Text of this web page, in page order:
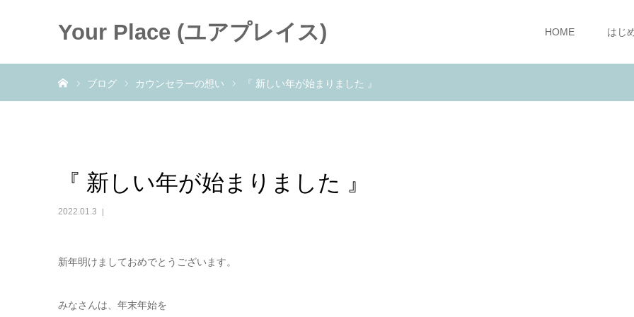
Your Place (ユアプレイス) HOME はじ
ブログ カウンセラーの想い 『 新しい年が始まりました 』
『 新しい年が始まりました 』
2022.01.3
新年明けましておめでとうございます。
みなさんは、年末年始を